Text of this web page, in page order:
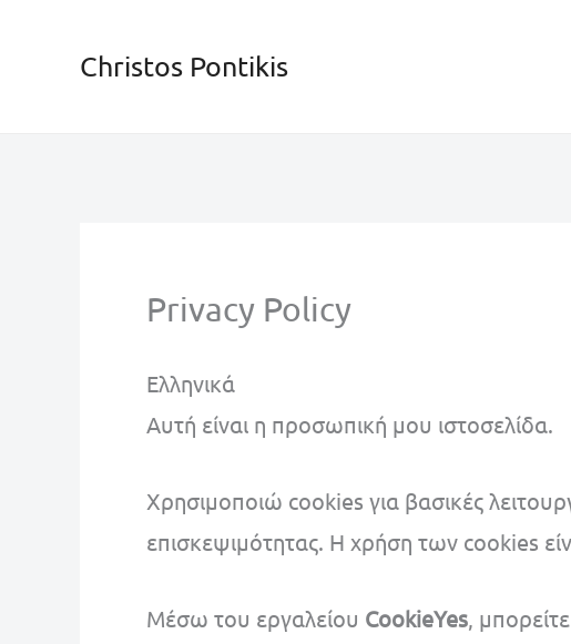
Christos Pontikis
Privacy Policy
Ελληνικά
Αυτή είναι η προσωπική μου ιστοσελίδα.
Χρησιμοποιώ cookies για βασικές
επισκεψιμότητας. Η χρήση των cookies
Μέσω του εργαλείου CookieYes,